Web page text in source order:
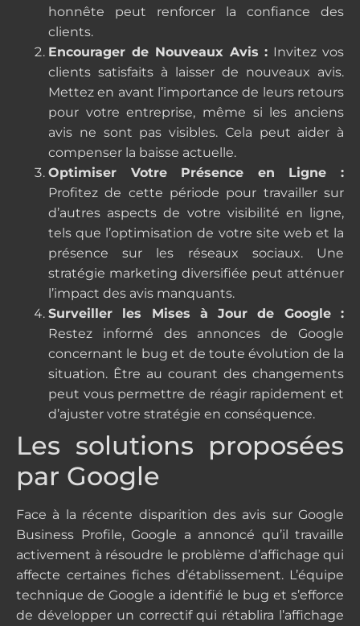
honnête peut renforcer la confiance des
clients.
Encourager de Nouveaux Avis : Invitez vos
clients satisfaits à laisser de nouveaux avis.
Mettez en avant l’importance de leurs retours
pour votre entreprise, même si les anciens
avis ne sont pas visibles. Cela peut aider à
compenser la baisse actuelle.
Optimiser Votre Présence en Ligne :
Profitez de cette période pour travailler sur
d’autres aspects de votre visibilité en ligne,
tels que l’optimisation de votre site web et la
présence sur les réseaux sociaux. Une
stratégie marketing diversifiée peut atténuer
l’impact des avis manquants.
Surveiller les Mises à Jour de Google :
Restez informé des annonces de Google
concernant le bug et de toute évolution de la
situation. Être au courant des changements
peut vous permettre de réagir rapidement et
d’ajuster votre stratégie en conséquence.
Les solutions proposées
par Google
Face à la récente disparition des avis sur Google
Business Profile, Google a annoncé qu’il travaille
activement à résoudre le problème d’affichage qui
affecte certaines fiches d’établissement. L’équipe
technique de Google a identifié le bug et s’efforce
de développer un correctif qui rétablira l’affichage